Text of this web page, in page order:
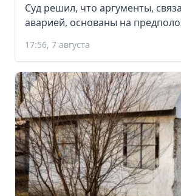
Суд решил, что аргументы,
аварией, основаны на
17:56, 7 августа